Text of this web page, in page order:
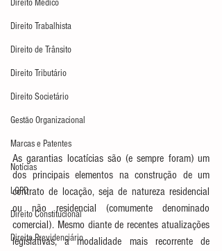
Direito Médico
Direito Trabalhista
Direito de Trânsito
Direito Tributário
Direito Societário
Gestão Organizacional
Marcas e Patentes
Notícias
LGPD
Direito Constitucional
Direito Previdenciário
As garantias locatícias são (e sempre foram) um
dos principais elementos na construção de um
contrato de locação, seja de natureza residencial
ou não residencial (comumente denominado
comercial). Mesmo diante de recentes atualizações
legislativas, a modalidade mais recorrente de